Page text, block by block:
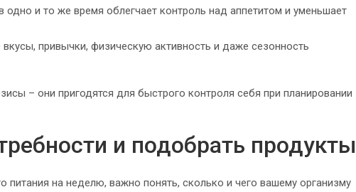
одно и то же время облегчает контроль над аппетитом и уменьшает
привычки, физическую активность и даже сезонность
– они пригодятся для быстрого контроля себя при планировании
и подобрать продукты
на неделю, важно понять, сколько и чего вашему организму